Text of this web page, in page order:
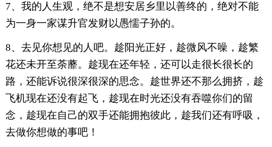
7、我的人生观，绝不是想安居乡里以善终的，绝对不能
为一身一家谋升官发财以愚懦子孙的。
8、去见你想见的人吧。趁阳光正好，趁微风不噪，趁繁
花还未开至荼蘼。趁现在还年轻，还可以走很长很长的
路，还能诉说很深很深的思念。趁世界还不那么拥挤，趁
飞机现在还没有起飞，趁现在时光还没有吞噬你们的留
念，趁现在自己的双手还能拥抱彼此，趁我们还有呼吸，
去做你想做的事吧！